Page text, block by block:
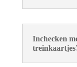
Inchecken